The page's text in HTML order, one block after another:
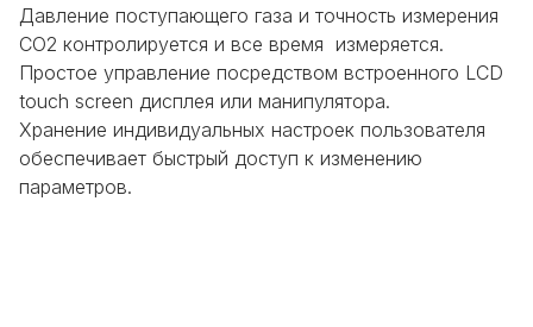
Давление поступающего газа и точность измерения
CO2 контролируется и все время измеряется.
Простое управление посредством встроенного LCD
touch screen дисплея или манипулятора.
Хранение индивидуальных настроек пользователя
обеспечивает быстрый доступ к изменению
параметров.